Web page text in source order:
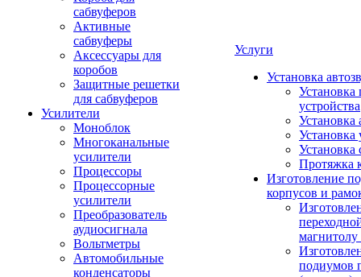
сабвуферов
Активные
сабвуферы
Аксессуары для
коробов
Защитные решетки
для сабвуферов
Усилители
Моноблок
Многоканальные
усилители
Процессоры
Процессорные
усилители
Преобразователь
аудиосигнала
Вольтметры
Автомобильные
конденсаторы
Услуги
Установка
Установка
устройства
Установка
Установка
Установка
Протяжка
Изготовление
корпусов и
подиумов